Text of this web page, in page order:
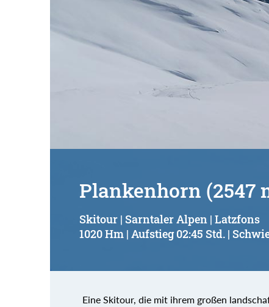
Plankenhorn (2547
Skitour | Sarntaler Alpen | Latzfons
1020 Hm | Aufstieg 02:45 Std. |
Eine Skitour, die mit ihrem großen